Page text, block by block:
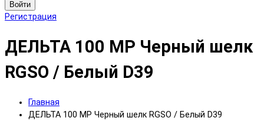
Войти
Регистрация
ДЕЛЬТА 100 MP Черный шелк
RGSO / Белый D39
Главная
ДЕЛЬТА 100 MP Черный шелк RGSO / Белый D39